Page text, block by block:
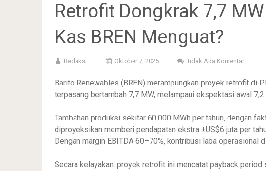
Retrofit Dongkrak 7,7
Kas BREN Menguat?
Redaksi Oktober 7, 2025 Tidak Ada Komentar
Barito Renewables (BREN) merampungkan proyek retrofit di
terpasang bertambah 7,7 MW, melampaui ekspektasi awal
Tambahan produksi sekitar 60.000 MWh per tahun, dengan
diproyeksikan memberi pendapatan ekstra ±US$6 juta per
Dengan margin EBITDA 60–70%, kontribusi laba operasional
Secara kelayakan, proyek retrofit ini mencatat payback